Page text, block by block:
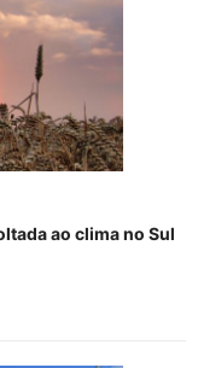
ao clima no Sul